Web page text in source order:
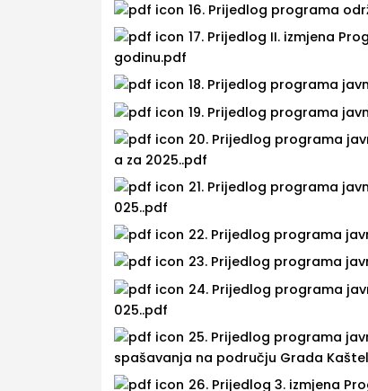
16. Prijedlog programa
17. Prijedlog II. izmjena
godinu.pdf
18. Prijedlog programa
19. Prijedlog programa
20. Prijedlog programa
a za 2025..pdf
21. Prijedlog programa
025..pdf
22. Prijedlog programa
23. Prijedlog programa
24. Prijedlog programa
025..pdf
25. Prijedlog programa
spašavanja na području Grada
26. Prijedlog 3. izmjena